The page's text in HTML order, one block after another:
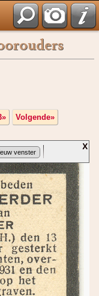
Volgende»